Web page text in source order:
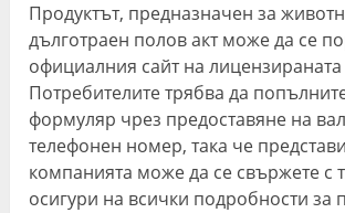
Продуктът, предназначен за
дълготраен полов акт може да се
официалния сайт на лицензираната
Потребителите трябва да
формуляр чрез предоставяне на
телефонен номер, така че
компанията може да се свържете с
осигури на всички подробности за